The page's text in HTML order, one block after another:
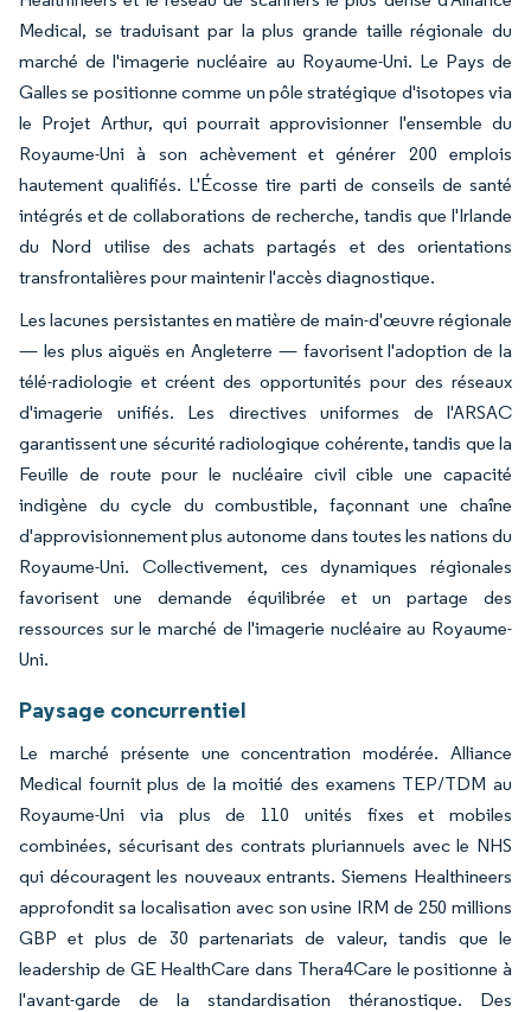
Medical, se traduisant par la plus grande taille régionale du
marché de l'imagerie nucléaire au Royaume-Uni. Le Pays de
Galles se positionne comme un pôle stratégique d'isotopes via
le Projet Arthur, qui pourrait approvisionner l'ensemble du
Royaume-Uni à son achèvement et générer 200 emplois
hautement qualifiés. L'Écosse tire parti de conseils de santé
intégrés et de collaborations de recherche, tandis que l'Irlande
du Nord utilise des achats partagés et des orientations
transfrontalières pour maintenir l'accès diagnostique.
Les lacunes persistantes en matière de main-d'œuvre régionale
— les plus aiguës en Angleterre — favorisent l'adoption de la
télé-radiologie et créent des opportunités pour des réseaux
d'imagerie unifiés. Les directives uniformes de l'ARSAC
garantissent une sécurité radiologique cohérente, tandis que la
Feuille de route pour le nucléaire civil cible une capacité
indigène du cycle du combustible, façonnant une chaîne
d'approvisionnement plus autonome dans toutes les nations du
Royaume-Uni. Collectivement, ces dynamiques régionales
favorisent une demande équilibrée et un partage des
ressources sur le marché de l'imagerie nucléaire au Royaume-
Uni.
Paysage concurrentiel
Le marché présente une concentration modérée. Alliance
Medical fournit plus de la moitié des examens TEP/TDM au
Royaume-Uni via plus de 110 unités fixes et mobiles
combinées, sécurisant des contrats pluriannuels avec le NHS
qui découragent les nouveaux entrants. Siemens Healthineers
approfondit sa localisation avec son usine IRM de 250 millions
GBP et plus de 30 partenariats de valeur, tandis que le
leadership de GE HealthCare dans Thera4Care le positionne à
l'avant-garde de la standardisation théranostique. Des